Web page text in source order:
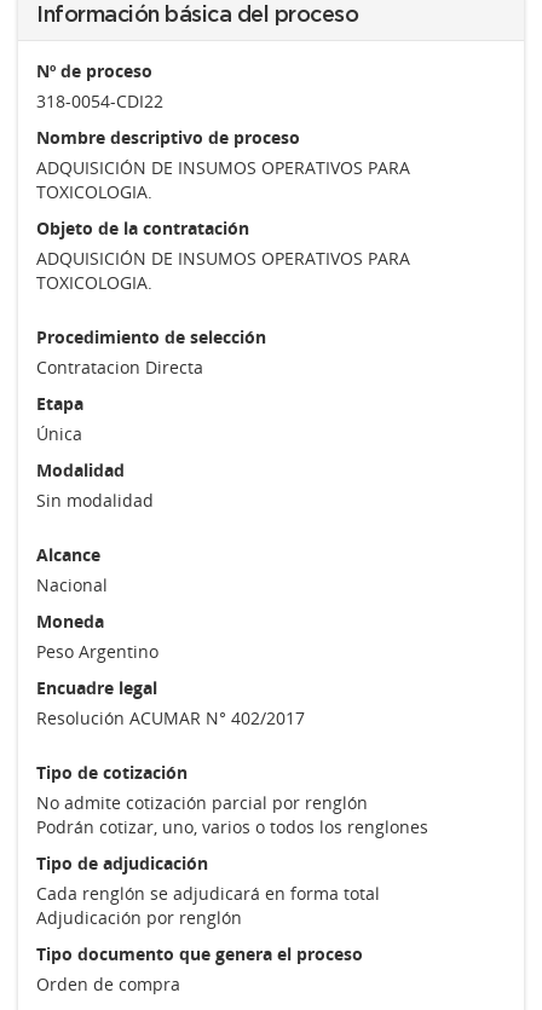
Información básica del proceso
Nº de proceso
318-0054-CDI22
Nombre descriptivo de proceso
ADQUISICIÓN DE INSUMOS OPERATIVOS PARA
TOXICOLOGIA.
Objeto de la contratación
ADQUISICIÓN DE INSUMOS OPERATIVOS PARA
TOXICOLOGIA.
Procedimiento de selección
Contratacion Directa
Etapa
Única
Modalidad
Sin modalidad
Alcance
Nacional
Moneda
Peso Argentino
Encuadre legal
Resolución ACUMAR N° 402/2017
Tipo de cotización
No admite cotización parcial por renglón
Podrán cotizar, uno, varios o todos los renglones
Tipo de adjudicación
Cada renglón se adjudicará en forma total
Adjudicación por renglón
Tipo documento que genera el proceso
Orden de compra